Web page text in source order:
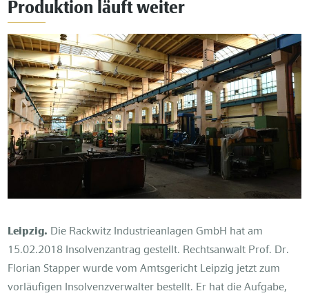
Produktion läuft weiter
Leipzig. Die Rackwitz Industrieanlagen GmbH hat am
15.02.2018 Insolvenzantrag gestellt. Rechtsanwalt Prof. Dr.
Florian Stapper wurde vom Amtsgericht Leipzig jetzt zum
vorläufigen Insolvenzverwalter bestellt. Er hat die Aufgabe,